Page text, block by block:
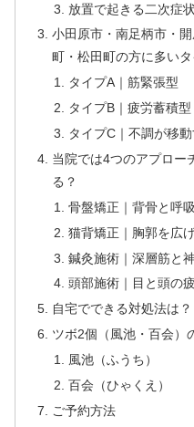
放置で起きる二次症状
小田原市・南足柄市・
町・松田町の方に多い
タイプA｜筋緊張型
タイプB｜疲労蓄積型
タイプC｜不調が移
当院では4つのアプロー
る？
骨盤矯正｜背骨と呼
猫背矯正｜胸郭を広
鍼灸施術｜深層筋と
頭部施術｜目と頭の
自宅でできる対処法は？
ツボ2個（風池・百会）
風池（ふうち）
百会（ひゃくえ）
ご予約方法